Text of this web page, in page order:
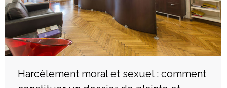
Harcèlement moral et sexuel : comment